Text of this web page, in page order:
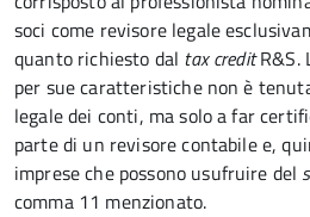
soci come revisore legale
quanto richiesto dal tax creditR&S.
per sue caratteristiche non è
legale dei conti, ma solo a far
parte di un revisore contabile e,
imprese che possono usufruire del
comma 11 menzionato.